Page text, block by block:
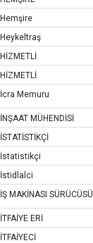
Hemşire
Heykeltraş
HİZMETLİ
HİZMETLİ
İcra Memuru
İNŞAAT MÜHENDİSİ
İSTATİSTİKÇİ
İstatistikçi
İstidlalci
İŞ MAKİNASI SÜRÜCÜSÜ
İTFAİYE ERİ
İTFAİYECİ